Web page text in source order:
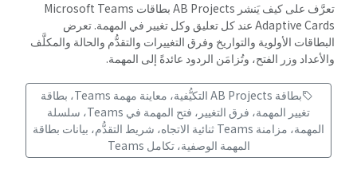
تعرَّف على كيف يَنشر AB Projects بطاقات Microsoft Teams
Adaptive Cards عند كل تعليق وكل تغيير في المهمة. تعرض
البطاقات الأولوية والتواريخ وفرق التغييرات والتقدُّم والحالة والمكلَّف
والأعداد وزر الفتح، وتُزامَن الردود عائدةً إلى المهمة.
بطاقة AB Projects التكيُّفية، معاينة مهمة Teams، بطاقة
تغيير المهمة، فرق التغيير، فتح المهمة في Teams، سلسلة
المهمة، مزامنة Teams ثنائية الاتجاه، شريط التقدُّم، بيانات بطاقة
المهمة الوصفية، تكامل Teams